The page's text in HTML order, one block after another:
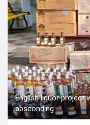
English liquor project
absconding